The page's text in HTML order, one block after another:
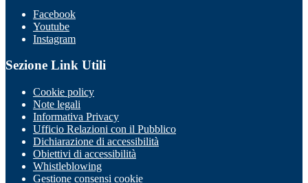
Facebook
Youtube
Instagram
Sezione Link Utili
Cookie policy
Note legali
Informativa Privacy
Ufficio Relazioni con il Pubblico
Dichiarazione di accessibilità
Obiettivi di accessibilità
Whistleblowing
Gestione consensi cookie